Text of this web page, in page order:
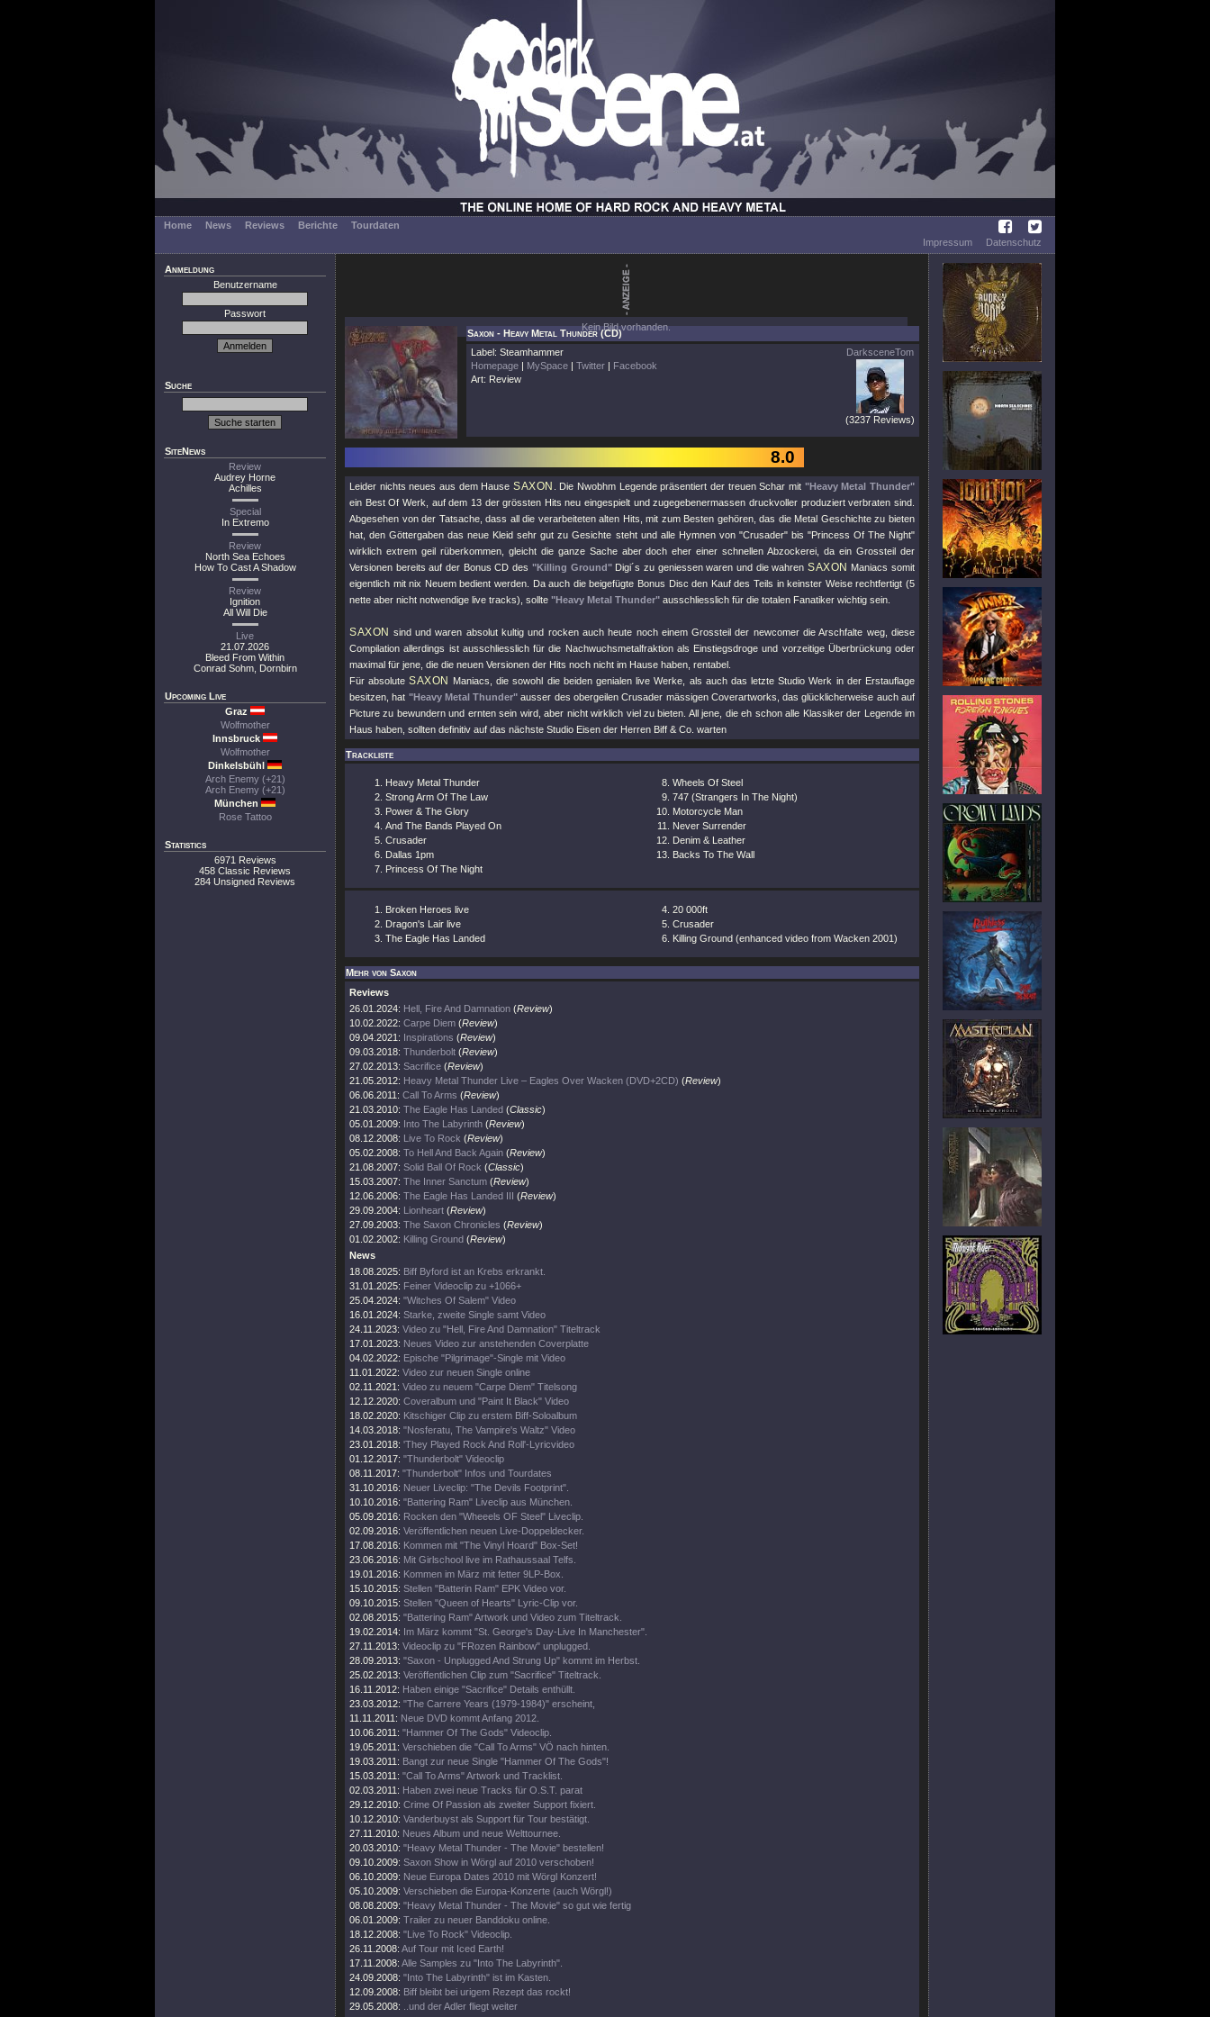
Home News Reviews Berichte
Tourdaten
Impressum
Datenschutz
Anmeldung
Benutzername
Passwort
Suche
SiteNews
Review
Audrey Horne
Achilles
Special
In Extremo
Review
North Sea Echoes
How To Cast A Shadow
Review
Ignition
All Will Die
Live
21.07.2026
Bleed From Within
Conrad Sohm, Dornbirn
Upcoming Live
Graz
Wolfmother
Innsbruck
Wolfmother
Dinkelsbühl
Arch Enemy (+21)
Arch Enemy (+21)
München
Rose Tattoo
Statistics
6971 Reviews
458 Classic Reviews
284 Unsigned Reviews
Kein Bild vorhanden.
Saxon - Heavy Metal Thunder (CD)
Label: Steamhammer
Homepage | MySpace | Twitter | Facebook
Art: Review
DarksceneTom
(3237 Reviews)
8.0
Leider nichts neues aus dem HauseSAXON . Die Nwobhm Legende präsentiert der treuen Schar mit "Heavy Metal Thunder"
ein Best Of Werk, auf dem 13 der grössten Hits neu eingespielt und zugegebenermassen druckvoller produziert verbraten sind.
Abgesehen von der Tatsache, dass all die verarbeiteten alten Hits, mit zum Besten gehören, das die Metal Geschichte zu bieten
hat, den Göttergaben das neue Kleid sehr gut zu Gesichte steht und alle Hymnen von "Crusader"bis "Princess Of The Night"
wirklich extrem geil rüberkommen, gleicht die ganze Sache aber doch eher einer schnellen Abzockerei, da ein Grossteil der
Versionen bereits auf der Bonus CD des "Killing Ground"Digi´s zu geniessen waren und die wahrenSAXON Maniacs somit
eigentlich mit nix Neuem bedient werden. Da auch die beigefügte Bonus Disc den Kauf des Teils in keinster Weise rechtfertigt (5
nette aber nicht notwendige live tracks), sollte "Heavy Metal Thunder" ausschliesslich für die totalen Fanatiker wichtig sein.
SAXON sind und waren absolut kultig und rocken auch heute noch einem Grossteil der newcomer die Arschfalte weg, diese
Compilation allerdings ist ausschliesslich für die Nachwuchsmetalfraktion als Einstiegsdroge und vorzeitige Überbrückung oder
maximal für jene, die die neuen Versionen der Hits noch nicht im Hause haben, rentabel.
Für absoluteSAXON
Maniacs, die sowohl die beiden genialen live Werke, als auch das letzte Studio Werk in der Erstauflage
besitzen, hat "Heavy Metal Thunder" ausser des obergeilen Crusader mässigen Coverartworks, das glücklicherweise auch auf
Picture zu bewundern und ernten sein wird, aber nicht wirklich viel zu bieten. All jene, die eh schon alle Klassiker der Legende im
Haus haben, sollten definitiv auf das nächste Studio Eisen der Herren Biff & Co. warten
Trackliste
Heavy Metal Thunder
Strong Arm Of The Law
Power & The Glory
And The Bands Played On
Crusader
Dallas 1pm
Princess Of The Night
Wheels Of Steel
747 (Strangers In The Night)
Motorcycle Man
Never Surrender
Denim & Leather
Backs To The Wall
Broken Heroes live
Dragon's Lair live
The Eagle Has Landed
20 000ft
Crusader
Killing Ground (enhanced video from Wacken 2001)
Mehr von Saxon
Reviews
26.01.2024: Hell, Fire And Damnation (Review)
10.02.2022: Carpe Diem (Review)
09.04.2021: Inspirations (Review)
09.03.2018: Thunderbolt (Review)
27.02.2013: Sacrifice (Review)
21.05.2012: Heavy Metal Thunder Live – Eagles Over Wacken (DVD+2CD) (Review)
06.06.2011: Call To Arms (Review)
21.03.2010: The Eagle Has Landed (Classic)
05.01.2009: Into The Labyrinth (Review)
08.12.2008: Live To Rock (Review)
05.02.2008: To Hell And Back Again (Review)
21.08.2007: Solid Ball Of Rock (Classic)
15.03.2007: The Inner Sanctum (Review)
12.06.2006: The Eagle Has Landed III (Review)
29.09.2004: Lionheart (Review)
27.09.2003: The Saxon Chronicles (Review)
01.02.2002: Killing Ground (Review)
News
18.08.2025: Biff Byford ist an Krebs erkrankt.
31.01.2025: Feiner Videoclip zu +1066+
25.04.2024: "Witches Of Salem" Video
16.01.2024: Starke, zweite Single samt Video
24.11.2023: Video zu "Hell, Fire And Damnation" Titeltrack
17.01.2023: Neues Video zur anstehenden Coverplatte
04.02.2022: Epische "Pilgrimage"-Single mit Video
11.01.2022: Video zur neuen Single online
02.11.2021: Video zu neuem "Carpe Diem" Titelsong
12.12.2020: Coveralbum und "Paint It Black" Video
18.02.2020: Kitschiger Clip zu erstem Biff-Soloalbum
14.03.2018: "Nosferatu, The Vampire's Waltz" Video
23.01.2018: 'They Played Rock And Roll'-Lyricvideo
01.12.2017: "Thunderbolt" Videoclip
08.11.2017: "Thunderbolt" Infos und Tourdates
31.10.2016: Neuer Liveclip: "The Devils Footprint".
10.10.2016: "Battering Ram" Liveclip aus München.
05.09.2016: Rocken den "Wheeels OF Steel" Liveclip.
02.09.2016: Veröffentlichen neuen Live-Doppeldecker.
17.08.2016: Kommen mit "The Vinyl Hoard" Box-Set!
23.06.2016: Mit Girlschool live im Rathaussaal Telfs.
19.01.2016: Kommen im März mit fetter 9LP-Box.
15.10.2015: Stellen "Batterin Ram" EPK Video vor.
09.10.2015: Stellen "Queen of Hearts" Lyric-Clip vor.
02.08.2015: "Battering Ram" Artwork und Video zum Titeltrack.
19.02.2014: Im März kommt "St. George's Day-Live In Manchester".
27.11.2013: Videoclip zu "FRozen Rainbow" unplugged.
28.09.2013: "Saxon - Unplugged And Strung Up" kommt im Herbst.
25.02.2013: Veröffentlichen Clip zum "Sacrifice" Titeltrack.
16.11.2012: Haben einige "Sacrifice" Details enthüllt.
23.03.2012: "The Carrere Years (1979-1984)" erscheint,
11.11.2011: Neue DVD kommt Anfang 2012.
10.06.2011: "Hammer Of The Gods" Videoclip.
19.05.2011: Verschieben die "Call To Arms" VÖ nach hinten.
19.03.2011: Bangt zur neue Single "Hammer Of The Gods"!
15.03.2011: "Call To Arms" Artwork und Tracklist.
02.03.2011: Haben zwei neue Tracks für O.S.T. parat
29.12.2010: Crime Of Passion als zweiter Support fixiert.
10.12.2010: Vanderbuyst als Support für Tour bestätigt.
27.11.2010: Neues Album und neue Welttournee.
20.03.2010: "Heavy Metal Thunder - The Movie" bestellen!
09.10.2009: Saxon Show in Wörgl auf 2010 verschoben!
06.10.2009: Neue Europa Dates 2010 mit Wörgl Konzert!
05.10.2009: Verschieben die Europa-Konzerte (auch Wörgl!)
08.08.2009: "Heavy Metal Thunder - The Movie" so gut wie fertig
06.01.2009: Trailer zu neuer Banddoku online.
18.12.2008: "Live To Rock" Videoclip.
26.11.2008: Auf Tour mit Iced Earth!
17.11.2008: Alle Samples zu "Into The Labyrinth".
24.09.2008: "Into The Labyrinth" ist im Kasten.
12.09.2008: Biff bleibt bei urigem Rezept das rockt!
29.05.2008:
..und der Adler fliegt weiter